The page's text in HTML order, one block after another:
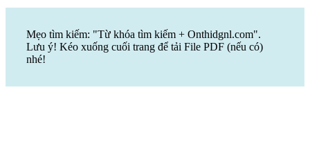
Mẹo tìm kiếm: "Từ khóa tìm kiếm + Onthidgnl.com".
Lưu ý! Kéo xuống cuối trang để tải File PDF (nếu có)
nhé!